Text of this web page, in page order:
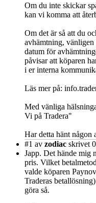
Om du inte skickar
kan vi komma att
Om det är så att du
avhämtning, vänligen
datum för
påvisar att köparen
i er interna
Läs mer på:
Med vänliga
Vi på Tradera"
Har detta hänt någon
#1 av zodiac skrivet
Japp. Det hände mig
pris. Vilket
valde köparen
Traderas
göra så.